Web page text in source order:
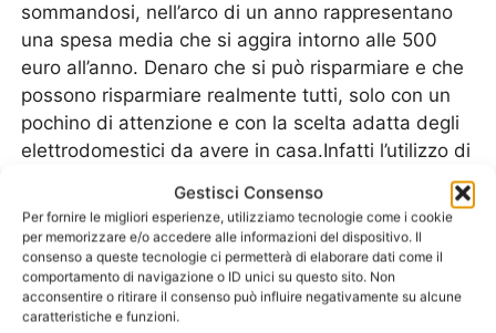
Gestisci Consenso
Per fornire le migliori esperienze, utilizziamo tecnologie come i cookie
per memorizzare e/o accedere alle informazioni del dispositivo. Il
consenso a queste tecnologie ci permetterà di elaborare dati come il
comportamento di navigazione o ID unici su questo sito. Non
acconsentire o ritirare il consenso può influire negativamente su alcune
caratteristiche e funzioni.
sommandosi, nell’arco di un anno rappresentano
una spesa media che si aggira intorno alle 500
euro all’anno. Denaro che si può risparmiare e che
possono risparmiare realmente tutti, solo con un
pochino di attenzione e con la scelta adatta degli
elettrodomestici da avere in casa.Infatti l’utilizzo di
proprio la scelta migliore per risparmiare denaro
sulle bollette, ma anche per quanto riguarda la
diminuzione delle usure su altre strutture.Le
caratteristiche degli scaldabagni sono quelli di
impiegare una quantità minima di energia elettrica